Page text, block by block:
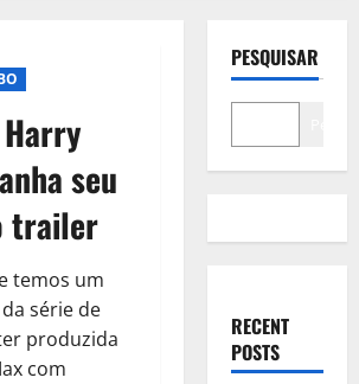
seu
trailer
temos um
série de
produzida
com
PESQUISAR
RECENT
POSTS